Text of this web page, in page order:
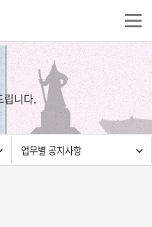
립니다.
업무별 공지사항